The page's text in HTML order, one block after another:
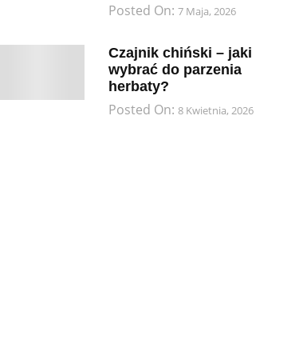
Posted On:7 Maja, 2026
Czajnik chiński – jaki
wybrać do parzenia
herbaty?
Posted On:8 Kwietnia, 2026